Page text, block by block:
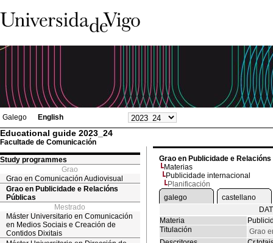
Galego English
Educational guide 2023_24
Facultade de Comunicación
Study programmes
Grao
Grao en Comunicación Audiovisual
Grao en Publicidade e Relacións
Públicas
Mestrado
Máster Universitario en Comunicación
en Medios Sociais e Creación de
Contidos Dixitais
Grao en Publicidade e
Materias
Publicidade internacional
Planificación
galego
castellano
Materia
Titulación
Grao